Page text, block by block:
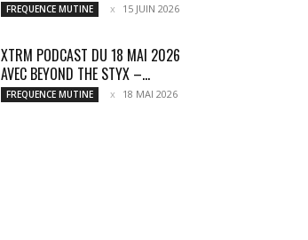
FREQUENCE MUTINE 15 JUIN 2026
XTRM PODCAST DU 18 MAI 2026
AVEC BEYOND THE STYX –...
FREQUENCE MUTINE 18 MAI 2026